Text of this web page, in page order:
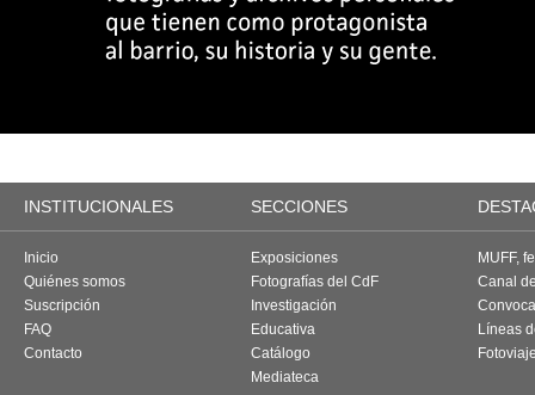
INSTITUCIONALES SECCIONES
Inicio
Quiénes somos
Suscripción
FAQ
Contacto
Exposiciones
Fotografías del CdF
Investigación
Educativa
Catálogo
Mediateca
MUFF,
Canal
Líneas